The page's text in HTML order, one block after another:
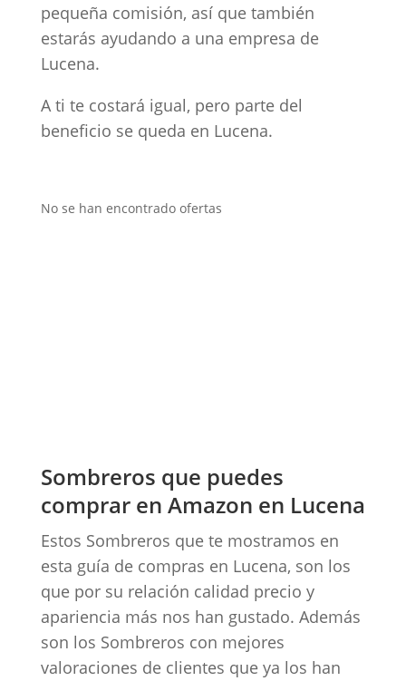
pequeña comisión, así que también
estarás ayudando a una empresa de
Lucena.
A ti te costará igual, pero parte del
beneficio se queda en Lucena.
No se han encontrado ofertas
Sombreros que puedes
comprar en Amazon en Lucena
Estos Sombreros que te mostramos en
esta guía de compras en Lucena, son los
que por su relación calidad precio y
apariencia más nos han gustado. Además
son los Sombreros con mejores
valoraciones de clientes que ya los han